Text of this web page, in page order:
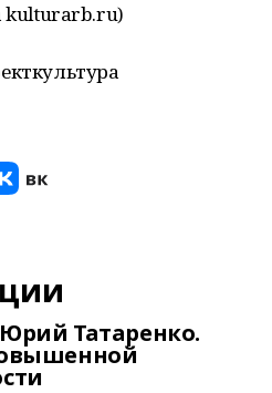
kulturarb.ru)
Татаренко.